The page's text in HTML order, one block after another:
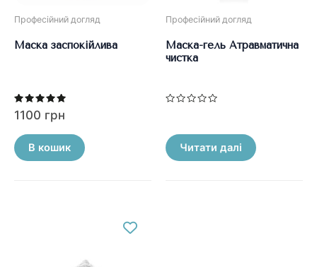
Професійний догляд
Маска заспокійлива
Оцінено в
5.00
1100 грн
В кошик
Професійний догляд
Маска-гель Атравматична
чистка
з
5
Читати далі